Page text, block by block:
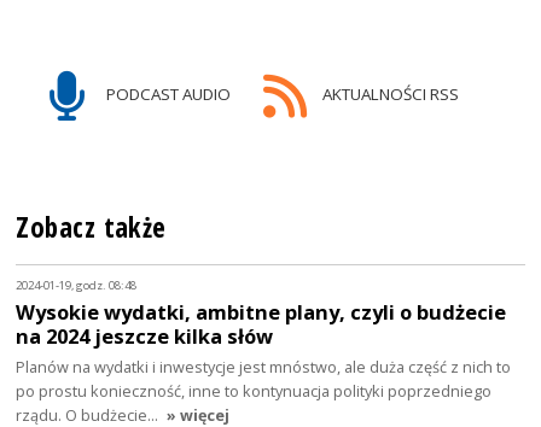
PODCAST AUDIO AKTUALNOŚCI RSS
Zobacz także
2024-01-19, godz. 08:48
Wysokie wydatki, ambitne plany, czyli o budżecie
na 2024 jeszcze kilka słów
Planów na wydatki i inwestycje jest mnóstwo, ale duża część z nich to
po prostu konieczność, inne to kontynuacja polityki poprzedniego
rządu. O budżecie… » więcej